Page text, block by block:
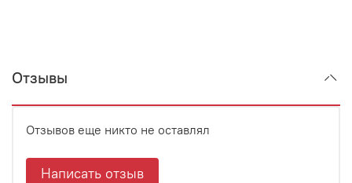
Отзывы
Отзывов еще никто не оставлял
Написать отзыв